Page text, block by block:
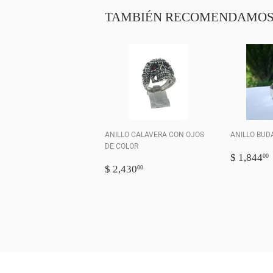
TAMBIÉN RECOMENDAMOS
ANILLO CALAVERA CON OJOS
DE COLOR
PRECIO
$ 2,43000
ANILLO
PRECIO
$ 1,84400